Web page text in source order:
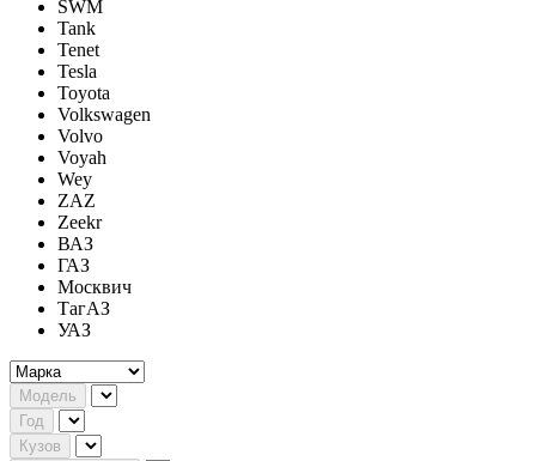
SWM
Tank
Tenet
Tesla
Toyota
Volkswagen
Volvo
Voyah
Wey
ZAZ
Zeekr
ВАЗ
ГАЗ
Москвич
ТагАЗ
УАЗ
Модель
Год
Кузов